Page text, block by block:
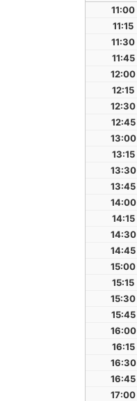
11:00
11:15
11:30
11:45
12:00
12:15
12:30
12:45
13:00
13:15
13:30
13:45
14:00
14:15
14:30
14:45
15:00
15:15
15:30
15:45
16:00
16:15
16:30
16:45
17:00